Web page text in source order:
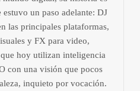
un paso adelante: DJ
las principales plataformas,
y FX para video,
hoy utilizan inteligencia
con una visión que pocos
inquieto por vocación.